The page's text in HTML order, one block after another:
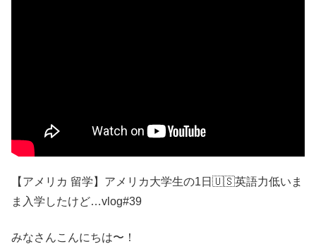
【アメリカ 留学】アメリカ大学生の1日🇺🇸英語力低いま
ま入学したけど…vlog#39
みなさんこんにちは〜！